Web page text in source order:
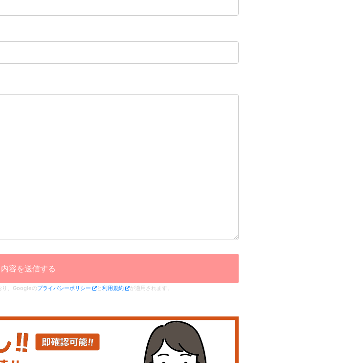
り、Googleのプライバシーポリシー と 利用規約 が適用されます。